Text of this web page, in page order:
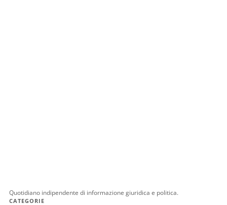
Quotidiano indipendente di informazione giuridica e politica.
CATEGORIE